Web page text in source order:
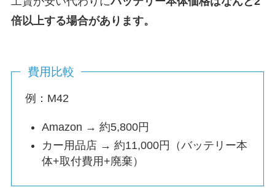
倍以上する場合があります。
費用比較
例：M42
Amazon → 約5,800円
カー用品店 → 約11,000円（バッテリー本
体+取付費用+廃棄）